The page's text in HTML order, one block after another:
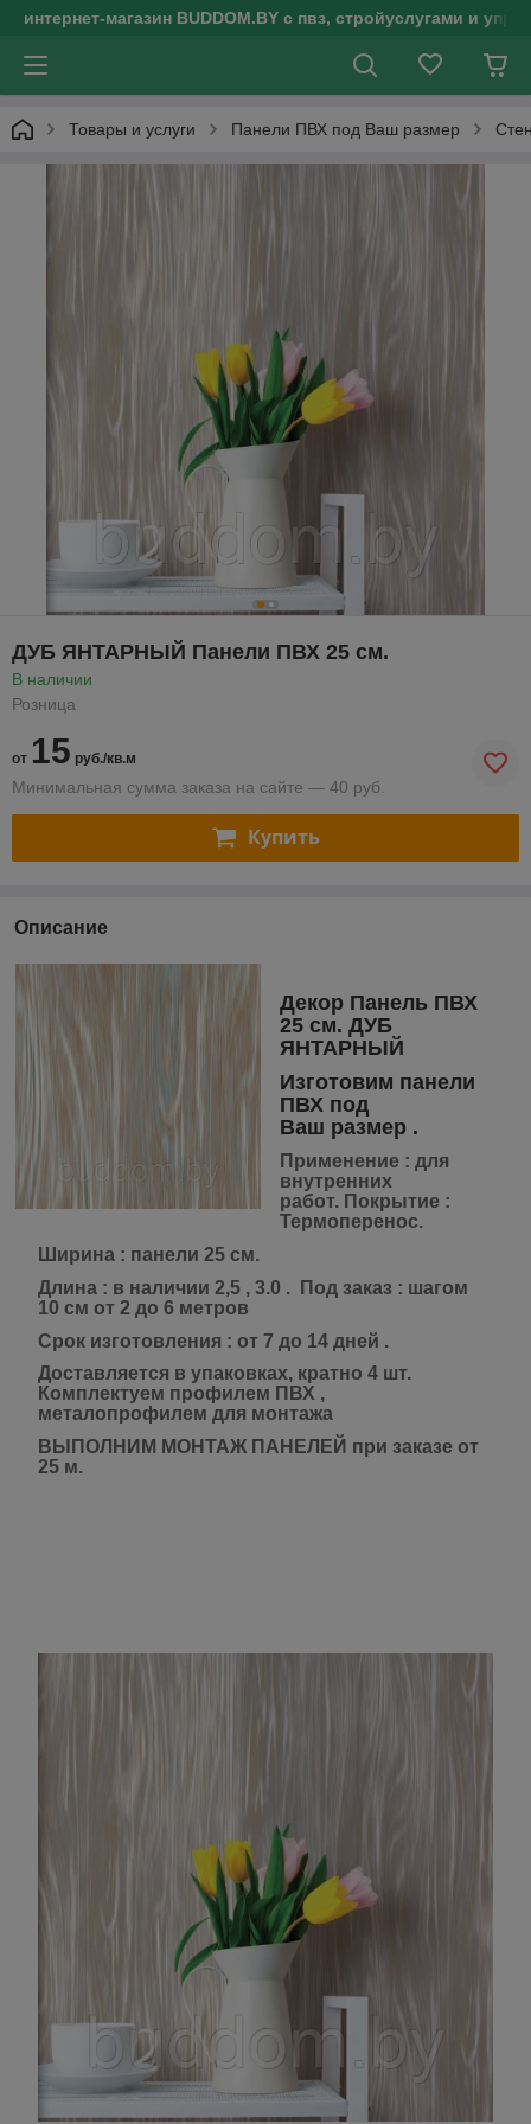
интернет-магазин BUDDOM.BY с пвз, стройуслугами и
Товары и услуги Панели ПВХ под Ваш размер
ДУБ ЯНТАРНЫЙ Панели ПВХ 25 см.
В наличии
Розница
от 15 руб./кв.м
Минимальная сумма заказа на сайте — 40 руб.
Купить
Описание
Декор Панель ПВХ
25 см. ДУБ
ЯНТАРНЫЙ
Изготовим панели
ПВХ под
Ваш размер .
Применение : для
внутренних
работ. Покрытие :
Термоперенос.
Ширина : панели 25 см.
Длина : в наличии 2,5 , 3.0 . Под заказ : шагом
10 см от 2 до 6 метров
Срок изготовления : от 7 до 14 дней .
Доставляется в упаковках, кратно 4 шт.
Комплектуем профилем ПВХ ,
металопрофилем для монтажа
ВЫПОЛНИМ МОНТАЖ ПАНЕЛЕЙ при заказе от
25 м.